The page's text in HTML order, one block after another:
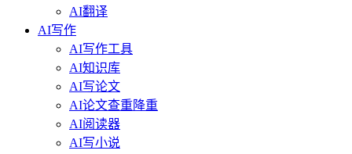
AI翻译
AI写作
AI写作工具
AI知识库
AI写论文
AI论文查重降重
AI阅读器
AI写小说